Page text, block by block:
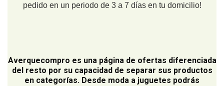
pedido en un periodo de 3 a 7 días en tu domicilio!
Averquecompro es una página de ofertas diferenciada
del resto por su capacidad de separar sus productos
en categorías. Desde moda a juguetes podrás